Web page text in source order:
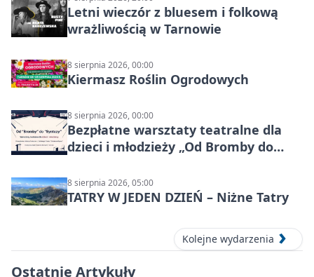
Letni wieczór z bluesem i folkową
wrażliwością w Tarnowie
8 sierpnia 2026, 00:00
Kiermasz Roślin Ogrodowych
8 sierpnia 2026, 00:00
Bezpłatne warsztaty teatralne dla
dzieci i młodzieży „Od Bromby do
8 sierpnia 2026, 05:00
TATRY W JEDEN DZIEŃ – Niżne Tatry
Kolejne wydarzenia
Ostatnie Artykuły